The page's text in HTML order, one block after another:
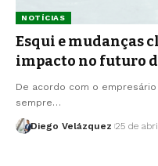
NOTÍCIAS
Esqui e mudanças
impacto no futuro
De acordo com o
sempre…
Diego Velázquez 25 de